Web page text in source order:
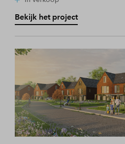
Bekijk het project